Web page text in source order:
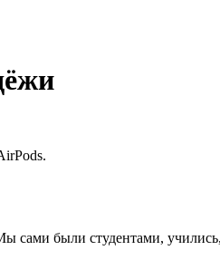
были студентами,